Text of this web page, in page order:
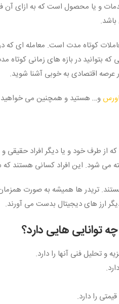
و یا محصول است که به ازای آن
کوتاه مدت است. معامله ای که
بتوانید در بازه های زمانی کوتاه
عرصه اقتصادی به خوبی آشنا شوید.
و… هستید و همچنین می خواهید
از طرف خود و یا دیگر افراد
می شود. این افراد کسانی هستند
تریدر ها همیشه به صورت
ارز های دیجیتال بدست می آورند.
هایی دارد؟
و تحلیل فنی آنها را دارد.
را دارد.